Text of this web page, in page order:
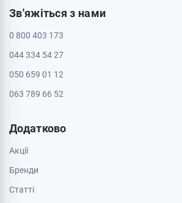
Зв'яжіться з нами
0 800 403 173
044 334 54 27
050 659 01 12
063 789 66 52
Додатково
Акції
Бренди
Cтатті